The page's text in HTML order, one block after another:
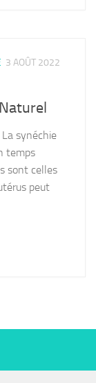
3 AOÛT 2022
synéchie
temps
sont celles
peut